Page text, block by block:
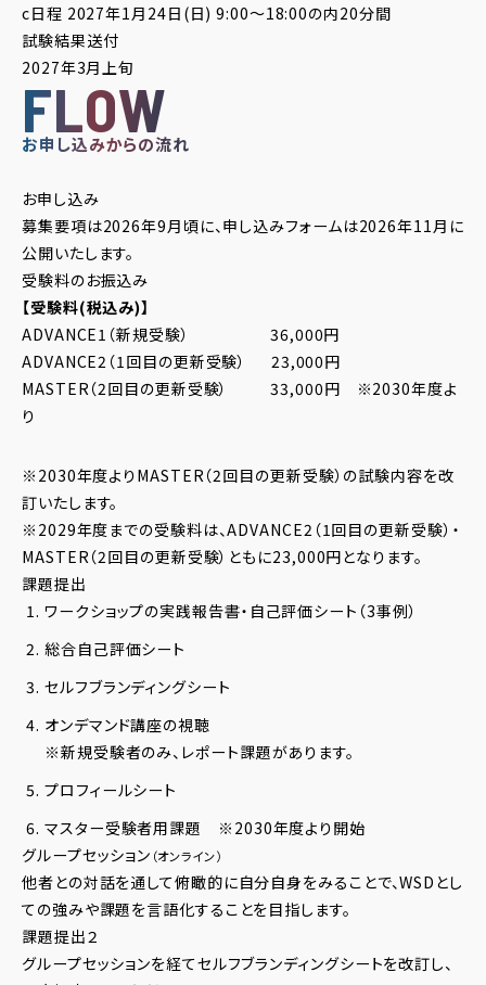
c日程 2027年1月24日(日) 9:00～18:00の内20分間
試験結果送付
2027年3月上旬
FLOW
お申し込みからの流れ
お申し込み
募集要項は2026年9月頃に、申し込みフォームは2026年11月に
公開いたします。
受験料のお振込み
【受験料(税込み)】
ADVANCE1（新規受験） 36,000円
ADVANCE2（1回目の更新受験） 23,000円
MASTER（2回目の更新受験） 33,000円 ※2030年度よ
り
※2030年度よりMASTER（2回目の更新受験）の試験内容を改
訂いたします。
※2029年度までの受験料は、ADVANCE2（1回目の更新受験）・
MASTER（2回目の更新受験）ともに23,000円となります。
課題提出
ワークショップの実践報告書・自己評価シート（3事例）
総合自己評価シート
セルフブランディングシート
オンデマンド講座の視聴
※新規受験者のみ、レポート課題があります。
プロフィールシート
マスター受験者用課題 ※ 2030年度より開始
グループセッション （オンライン）
他者との対話を通して俯瞰的に自分自身をみることで、WSDとし
ての強みや課題を言語化することを目指します。
課題提出２
グループセッションを経てセルフブランディングシートを改訂し、